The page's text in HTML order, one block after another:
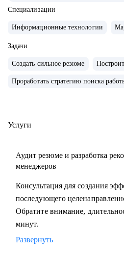
• Помогаю стартапам.
С чем помогу:
• Проверить ваши скиллы и
• Подготовить к
ваших текущих скиллов.
• Найти зону кратного роста для
вашего продукта и бизнеса
Кому могу помочь:
• Начинающим карьеру продакта.
• Профессионалам из смежных
развитие бизнеса, дизайн),
продуктом.
Специализации
Информационные технологии
Задачи
Создать сильное резюме
Проработать стратегию поиска
Услуги
Аудит резюме и разработка
менеджеров
Консультация для создания
последующего
Обратите внимание,
минут.
Развернуть